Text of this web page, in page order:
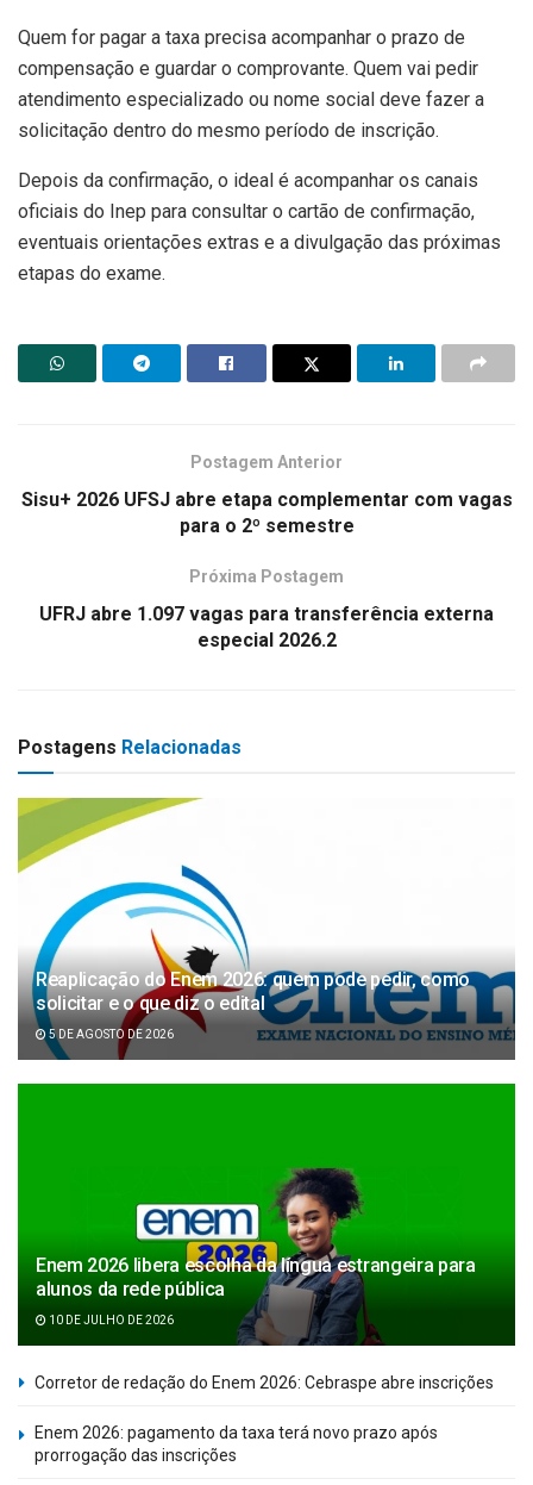
Quem for pagar a taxa precisa acompanhar o prazo de
compensação e guardar o comprovante. Quem vai pedir
atendimento especializado ou nome social deve fazer a
solicitação dentro do mesmo período de inscrição.
Depois da confirmação, o ideal é acompanhar os canais
oficiais do Inep para consultar o cartão de confirmação,
eventuais orientações extras e a divulgação das próximas
etapas do exame.
Postagem Anterior
Sisu+ 2026 UFSJ abre etapa complementar com vagas
para o 2º semestre
Próxima Postagem
UFRJ abre 1.097 vagas para transferência externa
especial 2026.2
Postagens Relacionadas
Reaplicação do Enem 2026: quem pode pedir, como
solicitar e o que diz o edital
5 DE AGOSTO DE 2026
Enem 2026 libera escolha da língua estrangeira para
alunos da rede pública
10 DE JULHO DE 2026
Corretor de redação do Enem 2026: Cebraspe abre inscrições
Enem 2026: pagamento da taxa terá novo prazo após
prorrogação das inscrições